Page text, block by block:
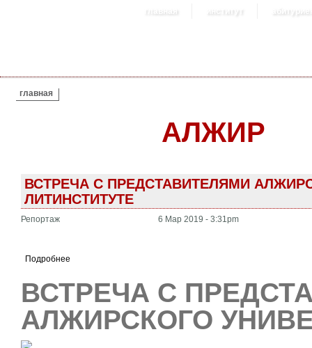
главная институт
ВЫ ЗДЕСЬ
главная
АЛЖИР
ВСТРЕЧА С ПРЕДСТАВИТЕЛЯМИ
ЛИТИНСТИТУТЕ
Репортаж 6 Мар 2019 - 3:31pm
Подробнее
ВСТРЕЧА С
АЛЖИРСКОГО